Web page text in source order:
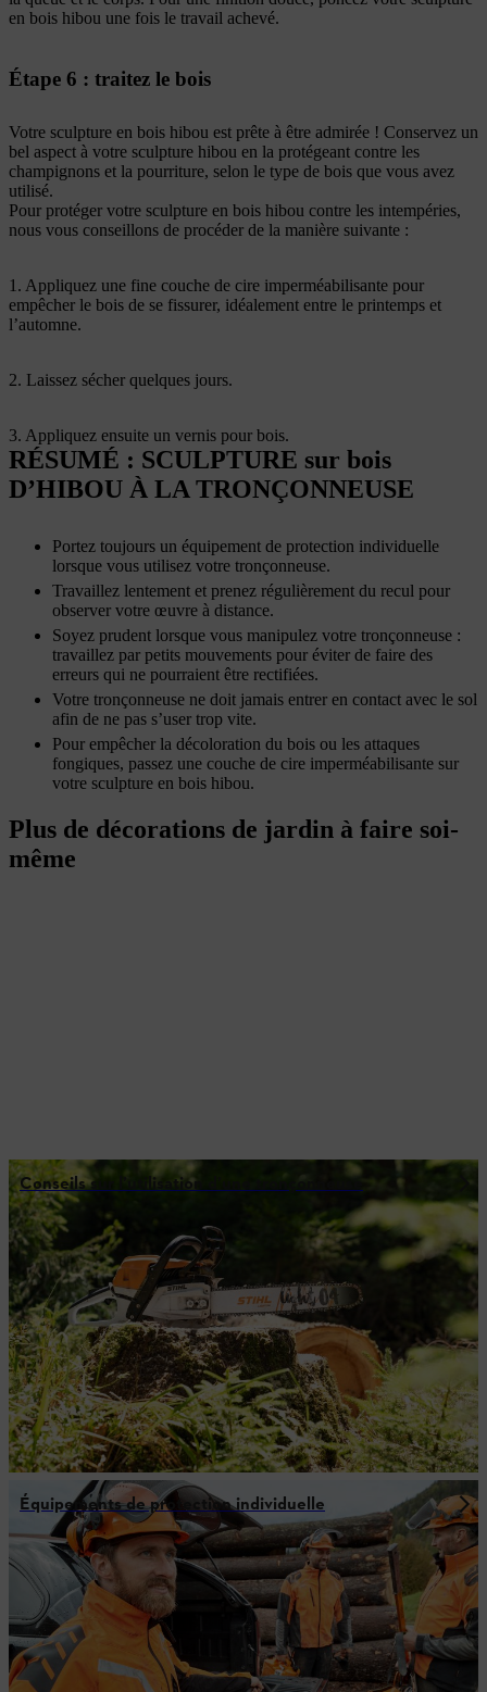
en bois hibou une fois le travail achevé.
Étape 6 : traitez le bois
Votre sculpture en bois hibou est prête à être admirée ! Conservez un
bel aspect à votre sculpture hibou en la protégeant contre les
champignons et la pourriture, selon le type de bois que vous avez
utilisé.
Pour protéger votre sculpture en bois hibou contre les intempéries,
nous vous conseillons de procéder de la manière suivante :
1. Appliquez une fine couche de cire imperméabilisante pour
empêcher le bois de se fissurer, idéalement entre le printemps et
l’automne.
2. Laissez sécher quelques jours.
3. Appliquez ensuite un vernis pour bois.
RÉSUMÉ : SCULPTURE sur bois
D’HIBOU À LA TRONÇONNEUSE
Portez toujours un équipement de protection individuelle
lorsque vous utilisez votre tronçonneuse.
Travaillez lentement et prenez régulièrement du recul pour
observer votre œuvre à distance.
Soyez prudent lorsque vous manipulez votre tronçonneuse :
travaillez par petits mouvements pour éviter de faire des
erreurs qui ne pourraient être rectifiées.
Votre tronçonneuse ne doit jamais entrer en contact avec le sol
afin de ne pas s’user trop vite.
Pour empêcher la décoloration du bois ou les attaques
fongiques, passez une couche de cire imperméabilisante sur
votre sculpture en bois hibou.
Plus de décorations de jardin à faire soi-
même
Conseils sur l’utilisation d’une tronçonneuse
Équipements de protection individuelle